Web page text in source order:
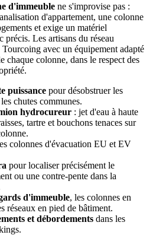
d'immeuble ne s'improvise pas :
d'appartement, une colonne
et exige un matériel
Les artisans du réseau
avec un équipement adapté
chaque colonne, dans le respect des
puissance pour désobstruer les
chutes communes.
hydrocureur : jet d'eau à haute
tartre et bouchons tenaces sur
colonnes d'évacuation EU et EV
pour localiser précisément le
ou une contre-pente dans la
d'immeuble, les colonnes en
réseaux en pied de bâtiment.
et débordements dans les